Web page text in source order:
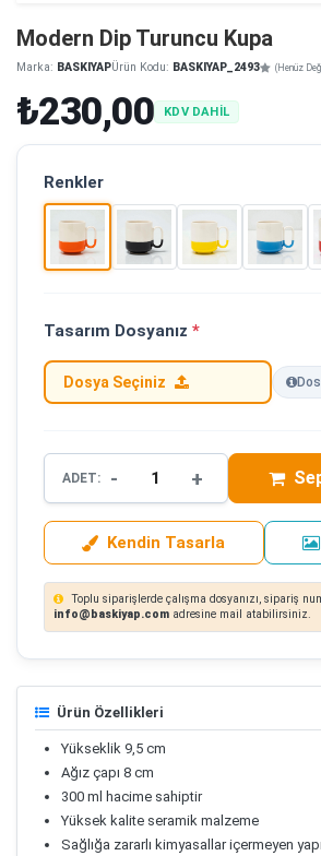
Modern Dip Turuncu Kupa
Marka: BASKIYAPÜrün Kodu: BASKIYAP_2493 (Henüz
₺230,00 KDV DAHİL
Renkler
Tasarım Dosyanız *
Dosya Seçiniz
ADET: - +
Kendin Tasarla
Toplu siparişlerde çalışma dosyanızı, sipariş
info@baskiyap.com adresine mail atabilirsiniz.
Ürün Özellikleri
Yükseklik 9,5 cm
Ağız çapı 8 cm
300 ml hacime sahiptir
Yüksek kalite seramik malzeme
Sağlığa zararlı kimyasallar içermeyen